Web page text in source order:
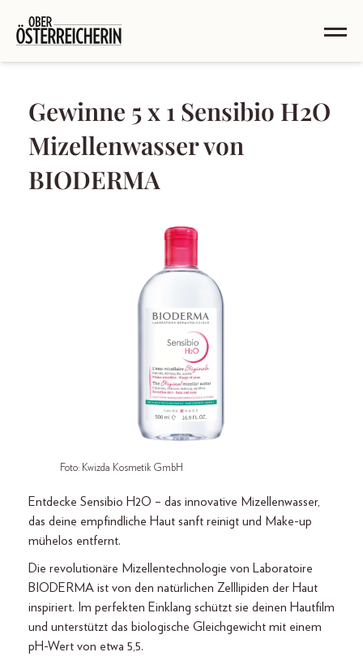
Gewinne 5 x 1 Sensibio H2O
Mizellenwasser von
BIODERMA
Foto: Kwizda Kosmetik GmbH
Entdecke Sensibio H2O – das innovative Mizellenwasser,
das deine empfindliche Haut sanft reinigt und Make-up
mühelos entfernt.
Die revolutionäre Mizellentechnologie von Laboratoire
BIODERMA ist von den natürlichen Zelllipiden der Haut
inspiriert. Im perfekten Einklang schützt sie deinen Hautfilm
und unterstützt das biologische Gleichgewicht mit einem
pH-Wert von etwa 5,5.